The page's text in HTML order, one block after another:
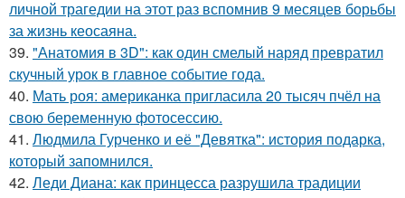
личной трагедии на этот раз вспомнив 9 месяцев борьбы
за жизнь кеосаяна.
39. "Анатомия в 3D": как один смелый наряд превратил
скучный урок в главное событие года.
40. Мать роя: американка пригласила 20 тысяч пчёл на
свою беременную фотосессию.
41. Людмила Гурченко и её "Девятка": история подарка,
который запомнился.
42. Леди Диана: как принцесса разрушила традиции